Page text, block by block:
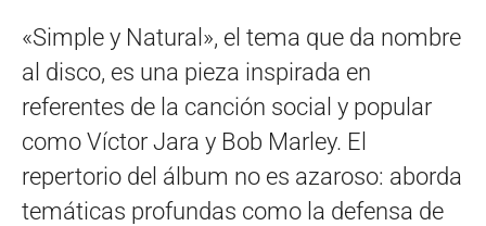
«Simple y Natural», el tema que da nombre
al disco, es una pieza inspirada en
referentes de la canción social y popular
como Víctor Jara y Bob Marley. El
repertorio del álbum no es azaroso: aborda
temáticas profundas como la defensa de